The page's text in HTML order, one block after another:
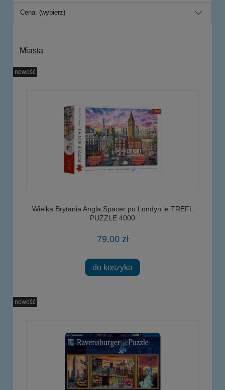
Cena: (wybierz)
Miasta
Wielka Brytania Angla Spacer po Londyn ie TREFL
PUZZLE 4000
79,00 zł
do koszyka
nowość
nowość